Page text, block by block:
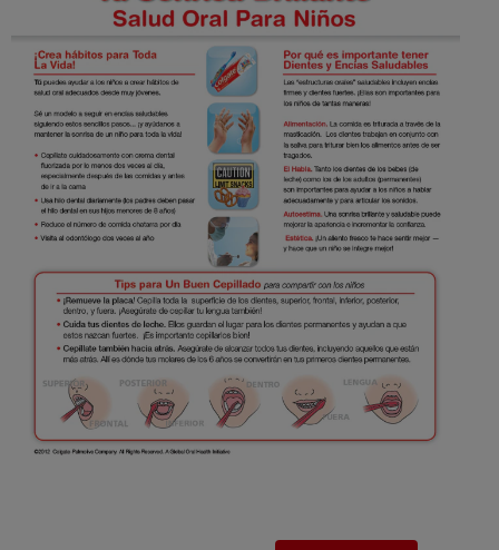
CHEQUEO DE SALUD BUCAL
SELECCIÓN DE PRODUCTOS
PARA PROFESIONALES
CUPONES
DÓNDE COMPRAR
SUSCRÍBETE